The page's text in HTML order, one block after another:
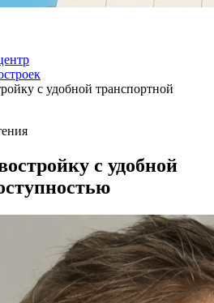
с удобной транспортной
с удобной